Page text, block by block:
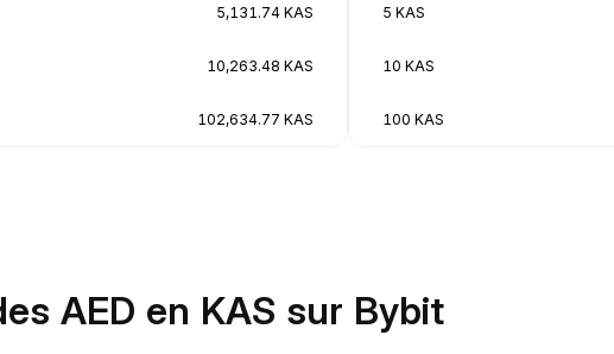
5,131.74 KAS
10,263.48 KAS
102,634.77 KAS
5 KAS
10 KAS
100 KAS
AED en KAS sur Bybit